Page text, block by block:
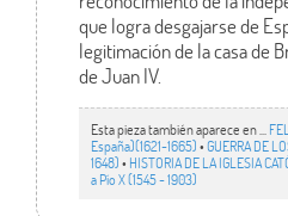
que logra desgajarse de
legitimación de la casa de
de Juan IV.
Esta pieza también aparece en ...
España)(1621-1665)•GUERRA DE
1648)• HISTORIA DE LA IGLESIA
a Pío X (1545 - 1903)